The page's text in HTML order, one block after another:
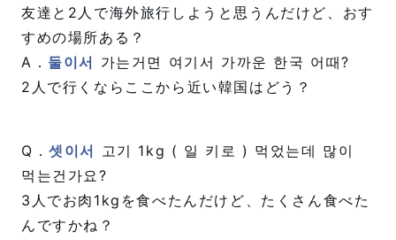
友達と2人で海外旅行しようと思うんだけど、おす
すめの場所ある？
A． 둘이서 가는거면 여기서 가까운 한국 어때?
2人で行くならここから近い韓国はどう？
Q．셋이서 고기 1kg ( 일 키로 ) 먹었는데 많이
먹는건가요?
3人でお肉1kgを食べたんだけど、たくさん食べた
んですかね？